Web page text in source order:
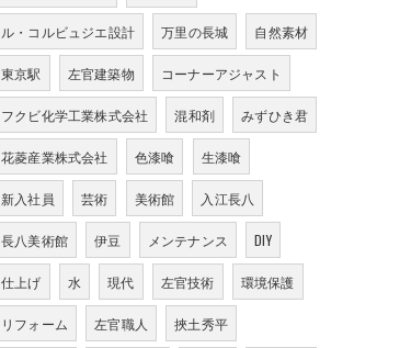
ル・コルビュジエ設計 万里の長城 自然素材
東京駅 左官建築物 コーナーアジャスト
フクビ化学工業株式会社 混和剤 みずひき君
花菱産業株式会社 色漆喰 生漆喰
新入社員 芸術 美術館 入江長八
長八美術館 伊豆 メンテナンス DIY
仕上げ 水 現代 左官技術 環境保護
リフォーム 左官職人 挾土秀平